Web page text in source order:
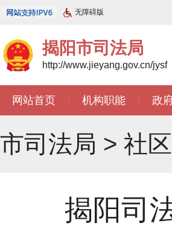
无障碍版
揭阳市司法局
http://www.jieyang.gov.cn/jysf
网站首页 机构职能 政
市司法局 > 社
揭阳司